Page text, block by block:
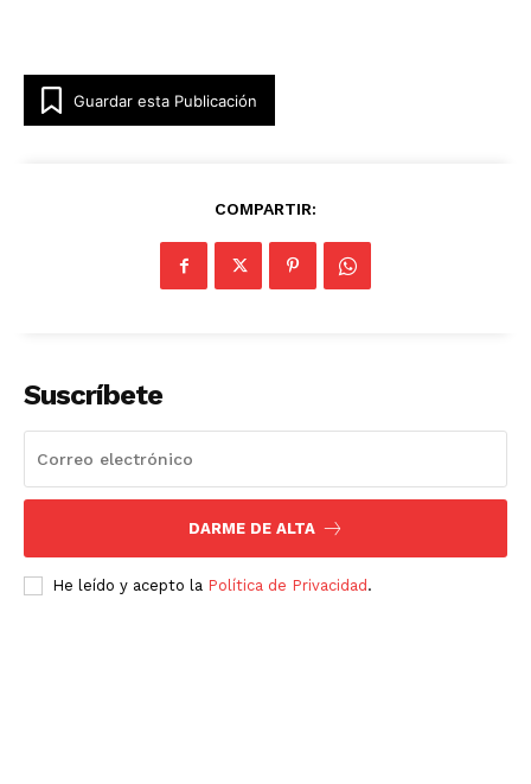
Luces
Guardar esta Publicación
COMPARTIR:
Suscríbete
DARME DE ALTA
He leído y acepto la Política de Privacidad .